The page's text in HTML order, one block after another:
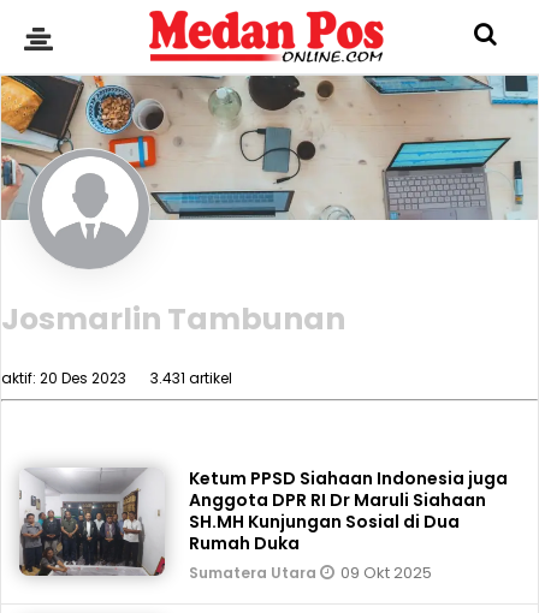
Josmarlin Tambunan
aktif: 20 Des 2023 3.431 artikel
Ketum PPSD Siahaan Indonesia juga
Anggota DPR RI Dr Maruli Siahaan
SH.MH Kunjungan Sosial di Dua
Rumah Duka
Sumatera Utara 09 Okt 2025